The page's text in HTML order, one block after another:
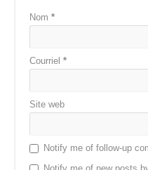
Nom*
Courriel*
Site web
Notify me of follow-up